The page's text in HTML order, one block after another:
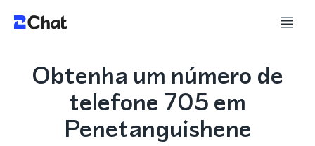
Obtenha um número de
telefone 705 em
Penetanguishene